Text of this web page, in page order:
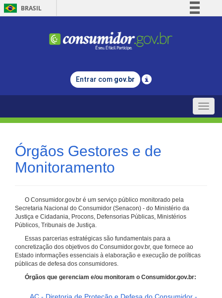
BRASIL
Comunica BR
Legislação
Entrar com gov.br
Toggle
Órgãos Gestores e de
Monitoramento
O Consumidor.gov.br é um serviço público monitorado pela
Secretaria Nacional do Consumidor (Senacon) - do Ministério da
Justiça e Cidadania, Procons, Defensorias Públicas, Ministérios
Públicos, Tribunais de Justiça.
Essas parcerias estratégicas são fundamentais para a
concretização dos objetivos do Consumidor.gov.br, que fornece ao
Estado informações essenciais à elaboração e execução de políticas
públicas de defesa dos consumidores.
Órgãos que gerenciam e/ou monitoram o Consumidor.gov.br: